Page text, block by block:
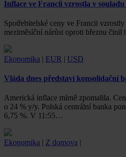
Inflace ve Francii vzrostla v souladu
Spotřebitelské ceny ve Francii
meziměsíční nárůst oproti březnu činil
Ekonomika | EUR | USD
Vláda dnes představí konsolidační
Americká inflace mírně zpomalila.
o 24 % y/y. Polská centrální banka
6,75 %. V 11:55…
Ekonomika Z domova